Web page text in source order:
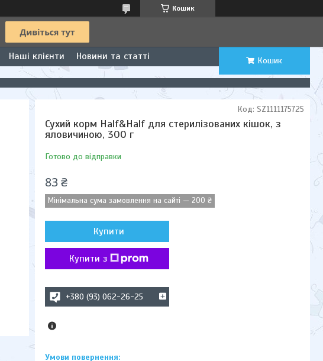
Кошик
Наші клієнти Новини та статті Кошик
Сухий корм Half&Half для стерилізованих кішок, з
яловичиною, 300 г
Готово до відправки
Код: SZ1111175725
83 ₴
Мінімальна сума замовлення на сайті — 200 ₴
Купити
Купити з
+380 (93) 062-26-25